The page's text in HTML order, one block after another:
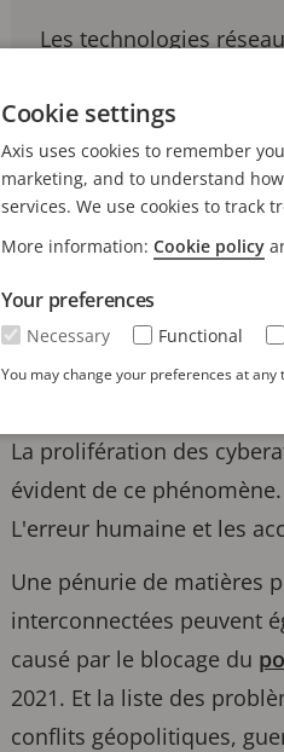
Les technologies
Atténuer l’ensemble des
La cybersécurité reste
La prolifération des
évident de ce
L'erreur humaine et les
Une pénurie de matières
interconnectées peuvent
causé par le blocage du
2021. Et la liste des
conflits géopolitiques,
Cookie settings
Axis uses cookies to remember
marketing, and to understand
services. We use cookies to track
More information: Cookie policy
Your preferences
Necessary Functional
You may change your preferences at